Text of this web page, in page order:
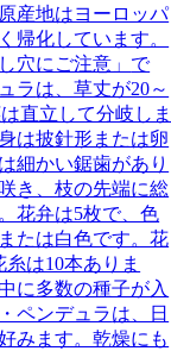
産地はヨーロッパ
帰化しています。
穴にご注意」 で
ラは、草丈が20～
直立して分岐しま
は披針形または卵
細かい鋸歯があり
き、枝の先端に総
花弁は5枚で、色
たは白色です。花
は10本ありま
に多数の種子が入
ペンデュラは、日
みます。乾燥にも